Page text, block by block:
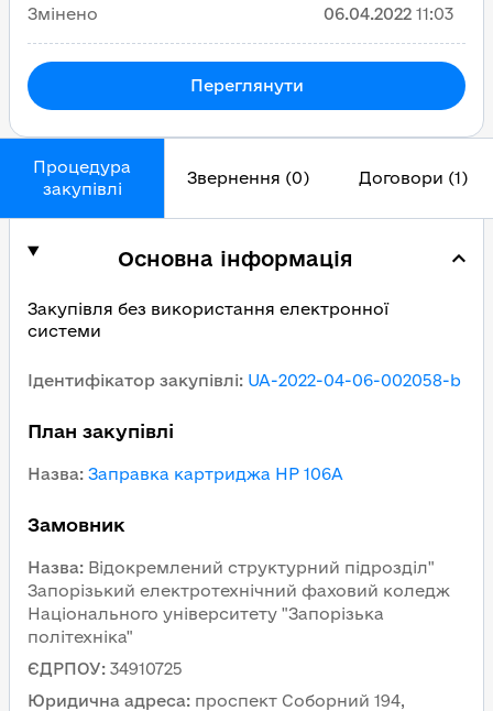
Процедура
закупівлі
Звернення (0) Договори (1)
Основна інформація
Закупівля без використання електронної
системи
Ідентифікатор закупівлі: UA-2022-04-06-002058-b
План закупівлі
Назва: Заправка картриджа НР 106А
Замовник
Назва: Відокремлений структурний підрозділ"
Запорізький електротехнічний фаховий коледж
Національного університету "Запорізька
політехніка"
ЄДРПОУ: 34910725
Юридична адреса: проспект Соборний 194,
Змінено
06.04.2022 11:03
Переглянути